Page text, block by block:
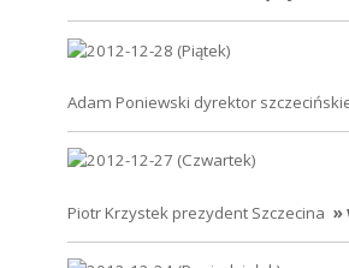
Adam Poniewski dyrektor
Piotr Krzystek prezydent Szczecina »